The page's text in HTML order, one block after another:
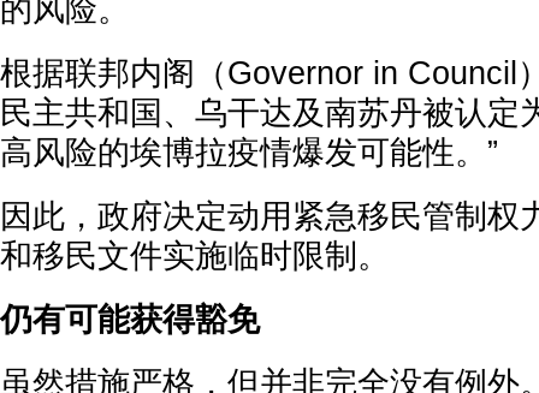
的风险。
根据联邦内阁（Governor in Council
民主共和国、乌干达及南苏丹被认定
高风险的埃博拉疫情爆发可能性。”
因此，政府决定动用紧急移民管制权
和移民文件实施临时限制。
仍有可能获得豁免
虽然措施严格，但并非完全没有例外